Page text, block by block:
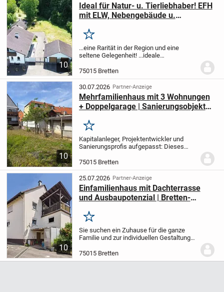
10
Ideal für Natur- u. Tierliebhaber! EFH
mit ELW, Nebengebäude u.
Merken
...eine Rarität in der Region und eine
seltene Gelegenheit! ...ideale
und Naturliebhaber, ...künstlerisch
veranlagte Menschen und Individualisten
werden hier in...
75015 Bretten
10
30.07.2026 Partner-Anzeige
Mehrfamilienhaus mit 3 Wohnungen
+ Doppelgarage | Sanierungsobjekt
Merken
Kapitalanleger, Projektentwickler und
Sanierungsprofis aufgepasst: Dieses
Bretten bietet eine seltene Gelegenheit,
eine Immobilie mit erheblichem
Wertsteigerungs...
75015 Bretten
10
25.07.2026 Partner-Anzeige
Einfamilienhaus mit Dachterrasse
und Ausbaupotenzial | Bretten-
Merken
Sie suchen ein Zuhause für die ganze
Familie und zur individuellen Gestaltung?
Bretten-Diedelsheim genau das Richtige
für Sie.Das Haus erstreckt sich über
75015 Bretten